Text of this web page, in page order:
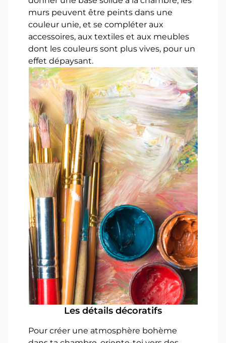
murs peuvent être peints dans une
couleur unie, et se compléter aux
accessoires, aux textiles et aux meubles
dont les couleurs sont plus vives, pour un
effet dépaysant.
Les détails décoratifs
Pour créer une atmosphère bohème